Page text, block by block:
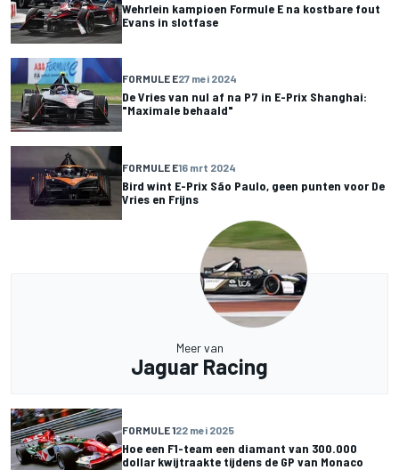
Wehrlein kampioen Formule E na kostbare fout
Evans in slotfase
FORMULE E27 mei 2024
De Vries van nul af na P7 in E-Prix Shanghai:
"Maximale behaald"
FORMULE E16 mrt 2024
Bird wint E-Prix São Paulo, geen punten voor De
Vries en Frijns
Meer van
Jaguar Racing
FORMULE 122 mei 2025
Hoe een F1-team een diamant van 300.000
dollar kwijtraakte tijdens de GP van Monaco